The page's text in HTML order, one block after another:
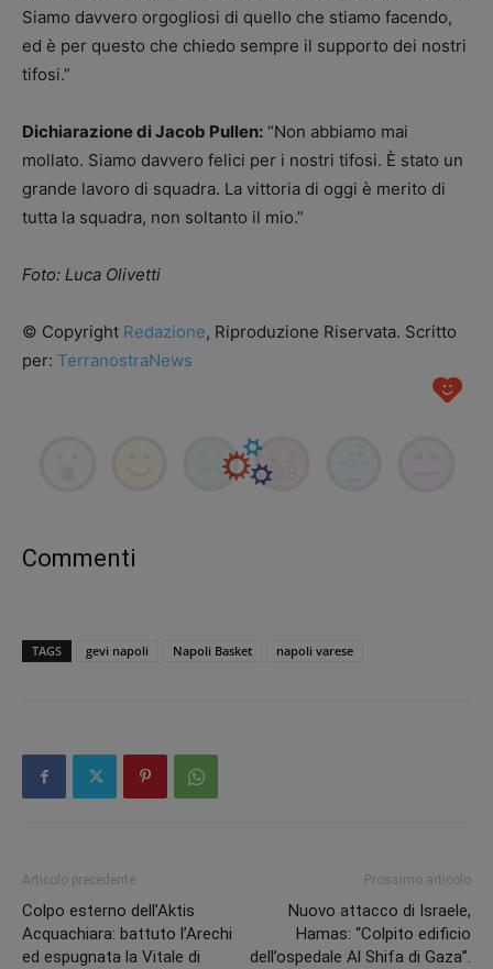
Siamo davvero orgogliosi di quello che stiamo facendo,
ed è per questo che chiedo sempre il supporto dei nostri
tifosi.”
Dichiarazione di Jacob Pullen: “Non abbiamo mai
mollato. Siamo davvero felici per i nostri tifosi. È stato un
grande lavoro di squadra. La vittoria di oggi è merito di
tutta la squadra, non soltanto il mio.”
Foto: Luca Olivetti
© Copyright Redazione, Riproduzione Riservata. Scritto
per: TerranostraNews
Commenti
TAGS gevi napoli Napoli Basket napoli varese
Articolo precedente
Colpo esterno dell’Aktis
Acquachiara: battuto l’Arechi
ed espugnata la Vitale di
Prossimo articolo
Nuovo attacco di Israele,
Hamas: “Colpito edificio
dell’ospedale Al Shifa di Gaza”.